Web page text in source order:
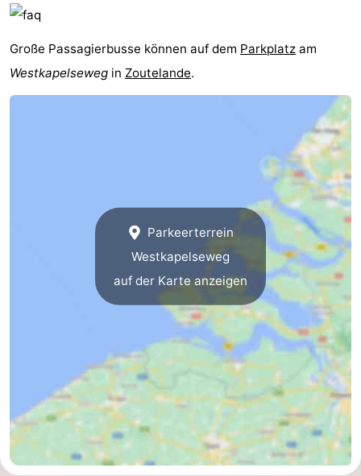
Große Passagierbusse können auf dem Parkplatz am
Westkapelseweg in Zoutelande.
Parkeerterrein
Westkapelseweg
auf der Karte anzeigen